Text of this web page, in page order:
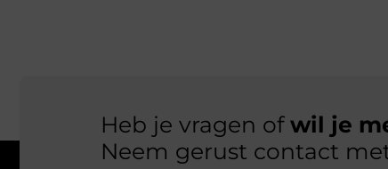
Heb je vragen ofwil je
Neem gerust contact